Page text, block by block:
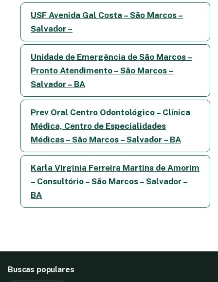
USF Avenida Gal Costa – São Marcos –
Salvador –
Unidade de Emergência de São Marcos –
Pronto Atendimento – São Marcos –
Salvador – BA
Prev Oral Centro Odontológico – Clínica
Médica, Centro de Especialidades
Médicas – São Marcos – Salvador – BA
Karla Virginia Ferreira Martins de Amorim
– Consultório – São Marcos – Salvador –
BA
Buscas populares